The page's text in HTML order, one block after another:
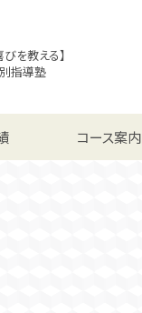
を教える】
指導塾
コース案内
高校生コース